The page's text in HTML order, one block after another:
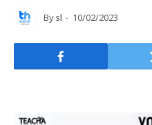
Bysl 10/02/2023